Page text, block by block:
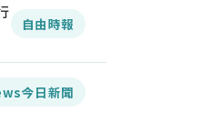
自由時報
今日新聞